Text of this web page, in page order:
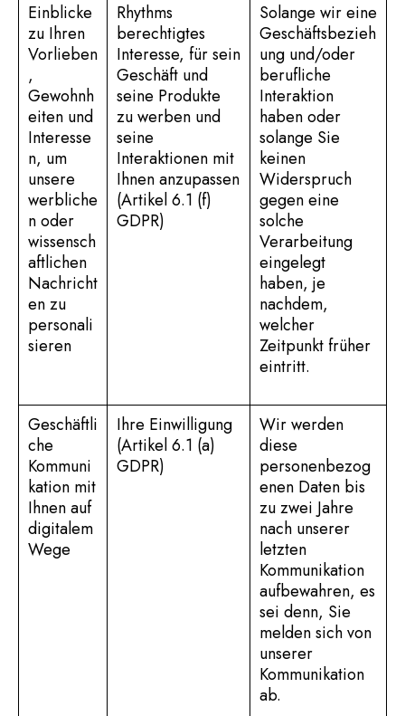
Einblicke
zu Ihren
Vorlieben
,
Gewohnh
eiten und
Interesse
n, um
unsere
werbliche
n oder
wissensch
aftlichen
Nachricht
en zu
personali
sieren
Rhythms
berechtigtes
Interesse, für sein
Geschäft und
seine Produkte
zu werben und
seine
Interaktionen mit
Ihnen anzupassen
(Artikel 6.1 (f)
GDPR)
Solange wir eine
Geschäftsbezieh
ung und/oder
berufliche
Interaktion
haben oder
solange Sie
keinen
Widerspruch
gegen eine
solche
Verarbeitung
eingelegt
haben, je
nachdem,
welcher
Zeitpunkt früher
eintritt.
Geschäftli
che
Kommuni
kation mit
Ihnen auf
digitalem
Wege
Ihre Einwilligung
(Artikel 6.1 (a)
GDPR)
Wir werden
diese
personenbezog
enen Daten bis
zu zwei Jahre
nach unserer
letzten
Kommunikation
aufbewahren, es
sei denn, Sie
melden sich von
unserer
Kommunikation
ab.